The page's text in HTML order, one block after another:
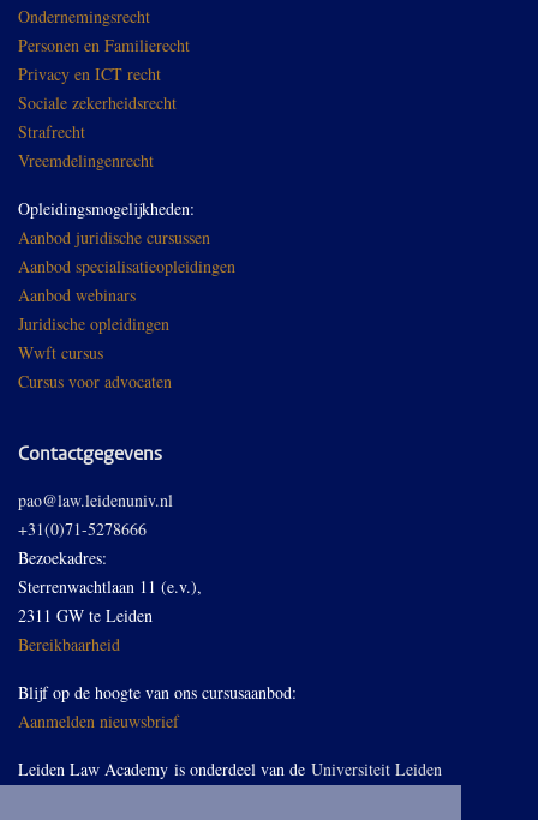
Ondernemingsrecht
Personen en Familierecht
Privacy en ICT recht
Sociale zekerheidsrecht
Strafrecht
Vreemdelingenrecht
Opleidingsmogelijkheden:
Aanbod juridische cursussen
Aanbod specialisatieopleidingen
Aanbod webinars
Juridische opleidingen
Wwft cursus
Cursus voor advocaten
Contactgegevens
pao@law.leidenuniv.nl
+31(0)71-5278666
Bezoekadres:
Sterrenwachtlaan 11 (e.v.),
2311 GW te Leiden
Bereikbaarheid
Blijf op de hoogte van ons cursusaanbod:
Aanmelden nieuwsbrief
Leiden Law Academy is onderdeel van de Universiteit Leiden